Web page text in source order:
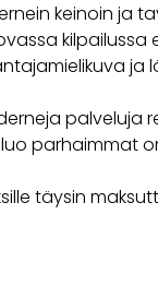
keinoin ja
ja
palveluja
parhaimmat
täysin